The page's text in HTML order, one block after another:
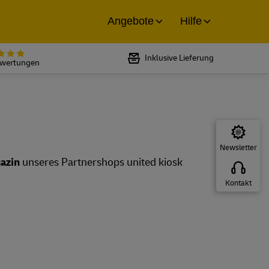
Angebote Hilfe
Bewertet mit 5 von 5 Sternen bei
Inklusive Lieferung
Newsletter
Kontakt
unseres Partnershops united kiosk